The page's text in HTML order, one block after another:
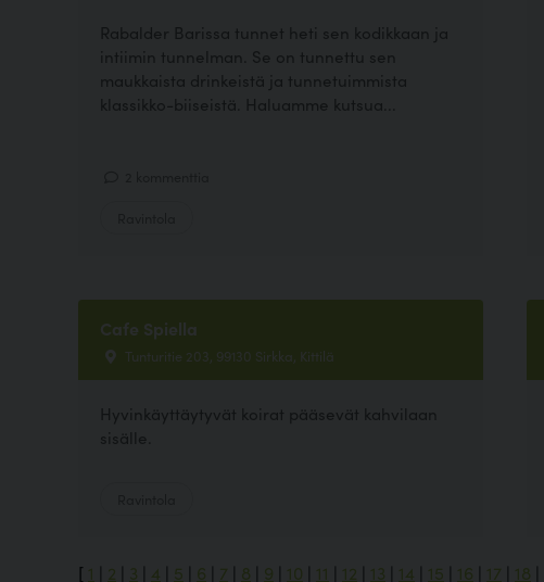
Rabalder Barissa tunnet heti sen kodikkaan ja
intiimin tunnelman. Se on tunnettu sen
maukkaista drinkeistä ja tunnetuimmista
klassikko-biiseistä. Haluamme kutsua...
Cafe Spiella
Tunturitie 203, 99130 Sirkka, Kittilä
Hyvinkäyttäytyvät koirat pääsevät kahvilaan
sisälle.
[ 1 2 3 4 5 6 7 8 9 10 11 12 13 14 15 16 17 18